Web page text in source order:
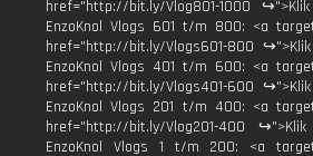
href="http://bit.ly/Vlog801-1000
EnzoKnol Vlogs 601 t/m 800: <a
href="http://bit.ly/Vlogs601-800
EnzoKnol Vlogs 401 t/m 600: <a
href="http://bit.ly/Vlogs401-600
EnzoKnol Vlogs 201 t/m 400: <a
href="http://bit.ly/Vlog201-400
EnzoKnol Vlogs 1 t/m 200: <a